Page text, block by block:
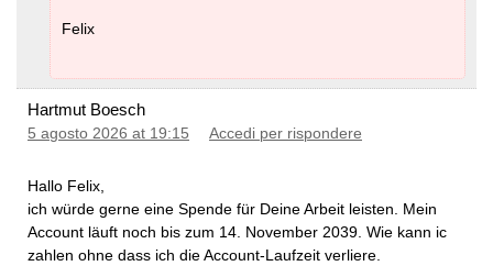
Felix
Hartmut Boesch
5 agosto 2026 at 19:15 Accedi per rispondere
Hallo Felix,
ich würde gerne eine Spende für Deine Arbeit leisten. Mein
Account läuft noch bis zum 14. November 2039. Wie kann ic
zahlen ohne dass ich die Account-Laufzeit verliere.